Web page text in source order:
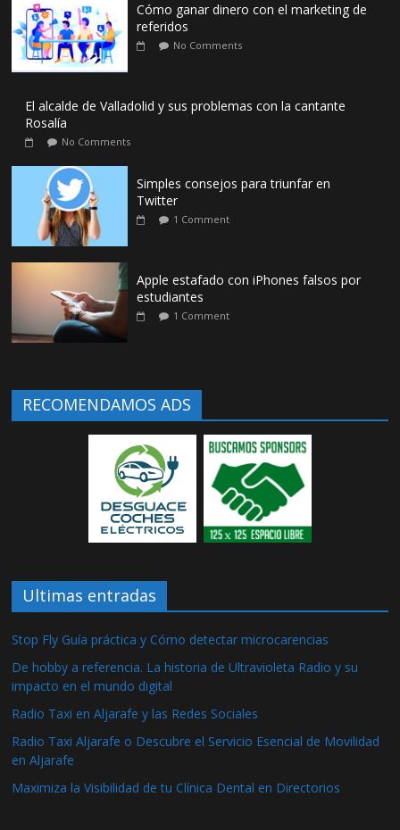
Cómo ganar dinero con el marketing de
referidos
No Comments
El alcalde de Valladolid y sus problemas con la cantante
Rosalía
No Comments
Simples consejos para triunfar en
Twitter
1 Comment
Apple estafado con iPhones falsos por
estudiantes
1 Comment
RECOMENDAMOS ADS
Ultimas entradas
Stop Fly Guía práctica y Cómo detectar microcarencias
De hobby a referencia. La historia de Ultravioleta Radio y su
impacto en el mundo digital
Radio Taxi en Aljarafe y las Redes Sociales
Radio Taxi Aljarafe o Descubre el Servicio Esencial de Movilidad
en Aljarafe
Maximiza la Visibilidad de tu Clínica Dental en Directorios